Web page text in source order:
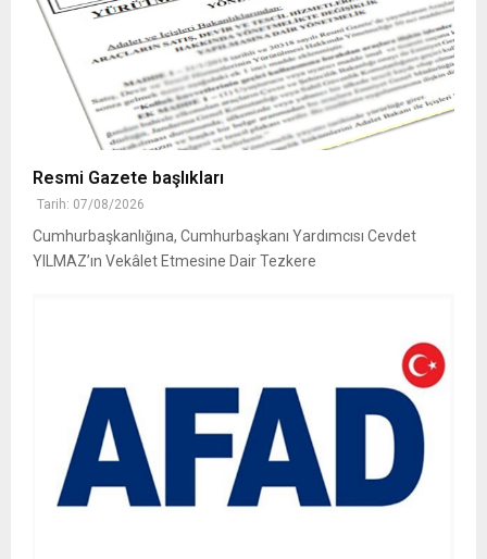
Resmi Gazete başlıkları
Tarih: 07/08/2026
Cumhurbaşkanlığına, Cumhurbaşkanı Yardımcısı Cevdet
YILMAZ’ın Vekâlet Etmesine Dair Tezkere